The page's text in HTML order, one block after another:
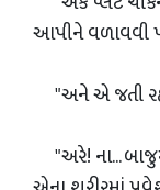
આપીને વળાવવી
"અને એ જતી
"અરે! ના...